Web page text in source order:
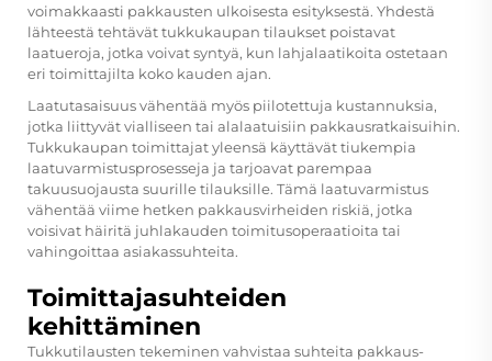
voimakkaasti pakkausten ulkoisesta esityksestä. Yhdestä
lähteestä tehtävät tukkukaupan tilaukset poistavat
laatueroja, jotka voivat syntyä, kun lahjalaatikoita ostetaan
eri toimittajilta koko kauden ajan.
Laatutasaisuus vähentää myös piilotettuja kustannuksia,
jotka liittyvät vialliseen tai alalaatuisiin pakkausratkaisuihin.
Tukkukaupan toimittajat yleensä käyttävät tiukempia
laatuvarmistusprosesseja ja tarjoavat parempaa
takuusuojausta suurille tilauksille. Tämä laatuvarmistus
vähentää viime hetken pakkausvirheiden riskiä, jotka
voisivat häiritä juhlakauden toimitusoperaatioita tai
vahingoittaa asiakassuhteita.
Toimittajasuhteiden
kehittäminen
Tukkutilausten tekeminen vahvistaa suhteita pakkaus-